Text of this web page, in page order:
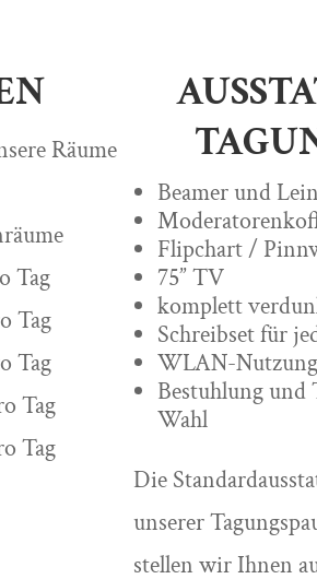
Räume
Tag
Tag
Tag
Tag
Tag
Beamer und
Flipchart /
75” TV
komplett
Schreibset für
WLAN-
Bestuhlung
Wahl
Die
unserer
stellen wir Ihnen